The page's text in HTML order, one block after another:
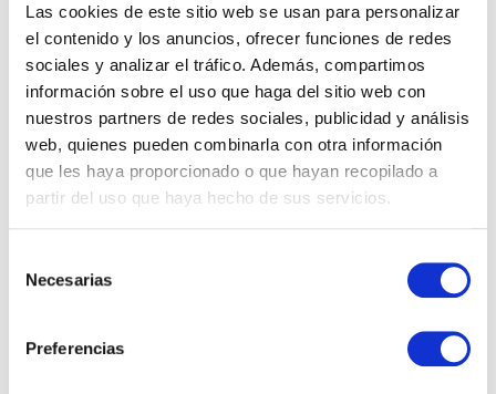
Las cookies de este sitio web se usan para personalizar
el contenido y los anuncios, ofrecer funciones de redes
sociales y analizar el tráfico. Además, compartimos
información sobre el uso que haga del sitio web con
nuestros partners de redes sociales, publicidad y análisis
web, quienes pueden combinarla con otra información
que les haya proporcionado o que hayan recopilado a
partir del uso que haya hecho de sus servicios.
Necesarias
Preferencias
Account Manager
Administración y Finanzas
Calidad
Compras